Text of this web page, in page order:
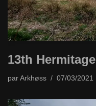
13th Hermitage
par Arkhøss 07/03/2021